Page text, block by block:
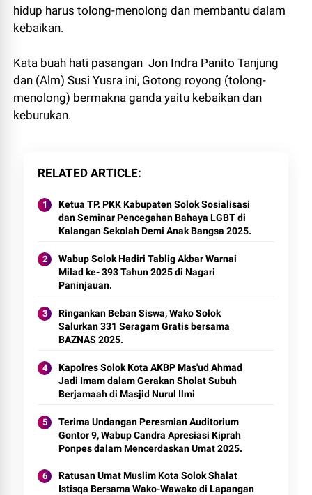
hidup harus tolong-menolong dan membantu dalam
kebaikan.
Kata buah hati pasangan Jon Indra Panito Tanjung
dan (Alm) Susi Yusra ini, Gotong royong (tolong-
menolong) bermakna ganda yaitu kebaikan dan
keburukan.
RELATED ARTICLE
Ketua TP. PKK Kabupaten Solok Sosialisasi
dan Seminar Pencegahan Bahaya LGBT di
Kalangan Sekolah Demi Anak Bangsa 2025.
Wabup Solok Hadiri Tablig Akbar Warnai
Milad ke- 393 Tahun 2025 di Nagari
Paninjauan.
Ringankan Beban Siswa, Wako Solok
Salurkan 331 Seragam Gratis bersama
BAZNAS 2025.
Kapolres Solok Kota AKBP Mas'ud Ahmad
Jadi Imam dalam Gerakan Sholat Subuh
Berjamaah di Masjid Nurul Ilmi
Terima Undangan Peresmian Auditorium
Gontor 9, Wabup Candra Apresiasi Kiprah
Ponpes dalam Mencerdaskan Umat 2025.
Ratusan Umat Muslim Kota Solok Shalat
Istisqa Bersama Wako-Wawako di Lapangan